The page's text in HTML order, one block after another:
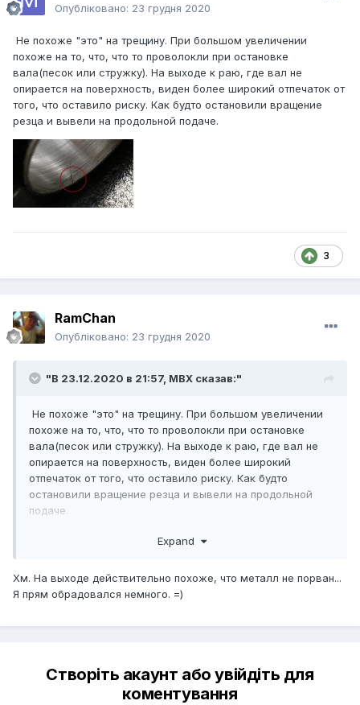
Опубліковано: 23 грудня 2020
Не похоже "это" на трещину. При большом увеличении
похоже на то, что, что то проволокли при остановке
вала(песок или стружку). На выходе к раю, где вал не
опирается на поверхность, виден более широкий отпечаток от
того, что оставило риску. Как будто остановили вращение
резца и вывели на продольной подаче.
3
RamChan
Опубліковано: 23 грудня 2020
"В 23.12.2020 в 21:57, MBX сказав:"
Не похоже "это" на трещину. При большом увеличении
похоже на то, что, что то проволокли при остановке
вала(песок или стружку). На выходе к раю, где вал не
опирается на поверхность, виден более широкий
отпечаток от того, что оставило риску. Как будто
остановили вращение резца и вывели на продольной
подаче.
Expand
Хм. На выходе действительно похоже, что металл не порван...
Я прям обрадовался немного. =)
Створіть акаунт або увійдіть для
коментування